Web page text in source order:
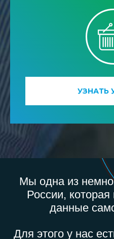
УЗНАТЬ
Мы одна из
России, которая
данные
Для этого у нас